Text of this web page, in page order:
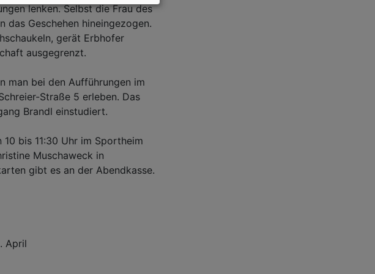
lenken. Selbst die Frau des
das Geschehen hineingezogen.
gerät Erbhofer
ausgegrenzt.
man bei den Aufführungen im
Straße 5 erleben. Das
Brandl einstudiert.
bis 11:30 Uhr im Sportheim
Muschaweck in
gibt es an der Abendkasse.
April